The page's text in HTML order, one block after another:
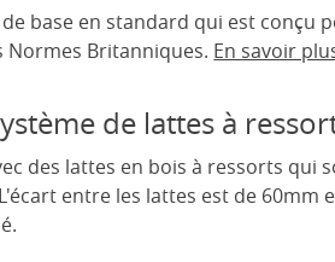
base en standard qui est conçu
Normes Britanniques. En savoir
de lattes à
des lattes en bois à ressorts qui
entre les lattes est de 60mm